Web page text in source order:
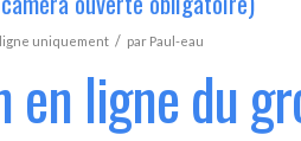
ligne uniquement / par Paul-eau
en ligne du